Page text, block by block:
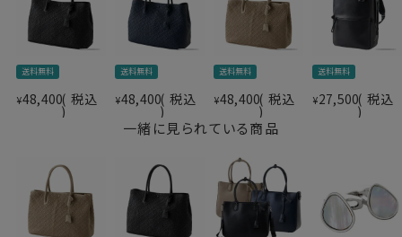
■お手入れ・保存方法と注意点
・濡れた場合は乾いた布で軽くふき取って下さい。
・雨や汗で濡れた場合や長時間使用しない場合は、水気
をよく拭きとり陰干ししてから通気性の良い場所に保管
してください。
（湿度の高い場所はお避け下さい。）
・素材にあったクリーナー、クリームや中性洗剤などでお
・本製品は革本来の風合いを生かすように仕上げられて
おりますので、 衣料の材質及び汗等の水分付着によって
は色落ちする場合もございますの でご注意ください。
送料無料
¥48,400 税込
送料無料
¥48,400 税込
送料無料
¥48,400 税込
送料無料
¥27,500 税込
一緒に見られている商品